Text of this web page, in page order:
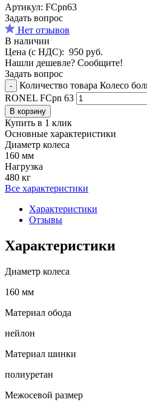
Aртикул: FCpn63
Задать вопрос
Нет отзывов
В наличии
Цена (с НДС): 950 руб.
Нашли дешевле? Сообщите!
Задать вопрос
-
Количество товара Колесо
RONEL FCpn 63
В корзину
Купить в 1 клик
Основные характеристики
Диаметр колеса
160 мм
Нагрузка
480 кг
Все характеристики
Характеристики
Отзывы
Характеристики
Диаметр колеса
160 мм
Материал обода
нейлон
Материал шинки
полиуретан
Межосевой размер